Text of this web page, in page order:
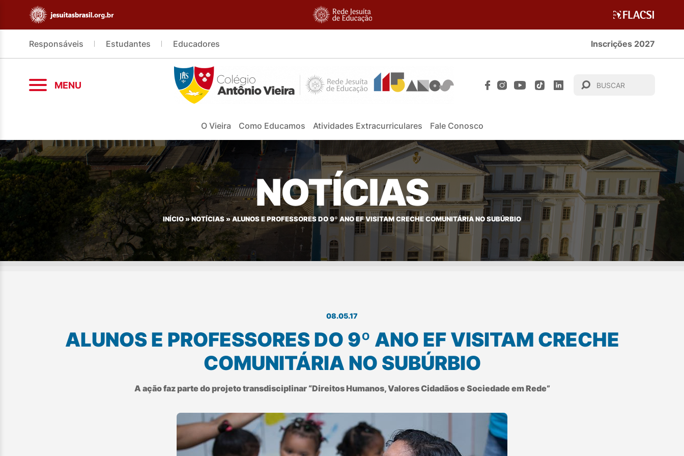
Responsáveis Estudantes Educadores Inscrições 2027
MENU
O Vieira Como Educamos Atividades Extracurriculares Fale Conosco
NOTÍCIAS
INÍCIO »NOTÍCIAS»ALUNOS E PROFESSORES DO 9º ANO EF VISITAM CRECHE COMUNITÁRIA NO SUBÚRBIO
08.05.17
ALUNOS E PROFESSORES DO 9º ANO EF VISITAM CRECHE
COMUNITÁRIA NO SUBÚRBIO
A ação faz parte do projeto transdisciplinar “Direitos Humanos, Valores Cidadãos e Sociedade em Rede”